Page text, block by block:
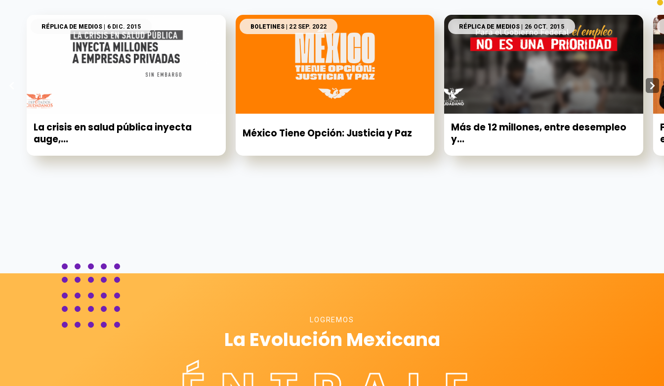
RÉPLICA DE MEDIOS | 6 DIC. 2015
La crisis en salud pública inyecta
auge,...
BOLETINES| 22 SEP. 2022
México Tiene Opción: Justicia y Paz
RÉPLICA DE MEDIOS | 26 OCT. 2015
Más de 12 millones, entre desempleo
y...
LOGREMOS
La Evolución Mexicana